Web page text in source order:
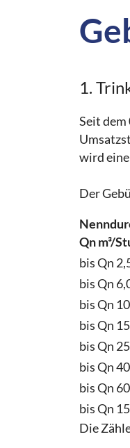
1.
Seit dem
wird
Der
Qn m³/
bis Qn
bis Qn
bis Qn
bis Qn
bis Qn
bis Qn
bis Qn
bis Qn
Die